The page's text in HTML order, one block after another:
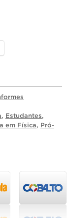
, Estudantes,
em Física, Pró-